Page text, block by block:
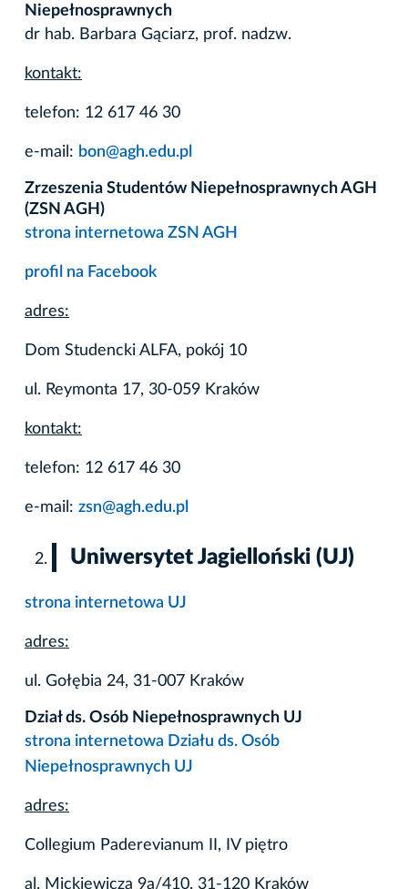
Niepełnosprawnych
dr hab. Barbara Gąciarz, prof. nadzw.
kontakt:
telefon: 12 617 46 30
e-mail: bon@agh.edu.pl
Zrzeszenia Studentów Niepełnosprawnych AGH
(ZSN AGH)
strona internetowa ZSN AGH
profil na Facebook
adres:
Dom Studencki ALFA, pokój 10
ul. Reymonta 17, 30-059 Kraków
kontakt:
telefon: 12 617 46 30
e-mail: zsn@agh.edu.pl
Uniwersytet Jagielloński (UJ)
strona internetowa UJ
adres:
ul. Gołębia 24, 31-007 Kraków
Dział ds. Osób Niepełnosprawnych UJ
strona internetowa Działu ds. Osób
Niepełnosprawnych UJ
adres:
Collegium Paderevianum II, IV piętro
al. Mickiewicza 9a/410, 31-120 Kraków